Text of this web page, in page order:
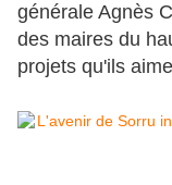
générale Agnès
des maires du
projets qu'ils